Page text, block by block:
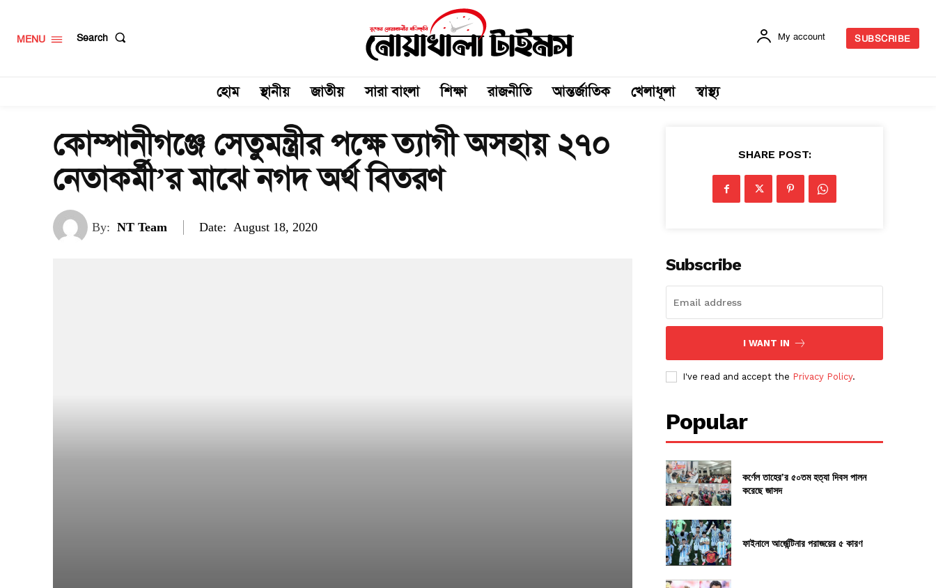
MENU Search My account SUBSCRIBE
হোম স্থানীয় জাতীয় সারা বাংলা শিক্ষা রাজনীতি আন্তর্জাতিক খেলাধূলা স্বাস্থ্য
কোম্পানীগঞ্জে সেতুমন্ত্রীর পক্ষে ত্যাগী অসহায় ২৭০
নেতাকর্মী’র মাঝে নগদ অর্থ বিতরণ
By: NT Team Date: August 18, 2020
SHARE POST:
Subscribe
I WANT IN
I've read and accept the Privacy Policy.
Popular
কর্ণেল তাহের’র ৫০তম হত্যা দিবস পালন
করেছে জাসদ
ফাইনালে আর্জেন্টিনার পরাজয়ের ৫ কারণ